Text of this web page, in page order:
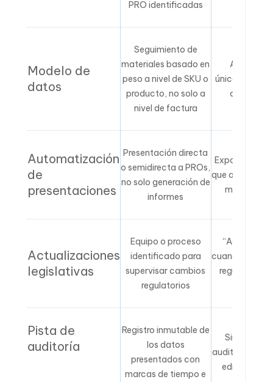
PRO identificadas
Modelo de
datos
Seguimiento de
materiales basado en
peso a nivel de SKU o
producto, no solo a
nivel de factura
únicamente a
de
Automatización
de
presentaciones
Presentación directa
o semidirecta a PROs,
no solo generación de
informes
que aún debe
Actualizaciones
legislativas
Equipo o proceso
identificado para
supervisar cambios
regulatorios
cuando
Pista de
auditoría
Registro inmutable de
los datos
presentados con
marcas de tiempo e
Sin registro
auditoría, o
editable por